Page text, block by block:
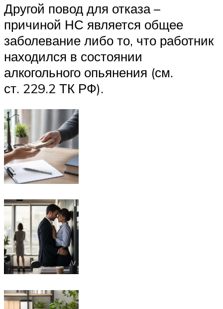
Другой повод для отказа –
причиной НС является общее
заболевание либо то, что работник
находился в состоянии
алкогольного опьянения (см.
ст. 229.2 ТК РФ).